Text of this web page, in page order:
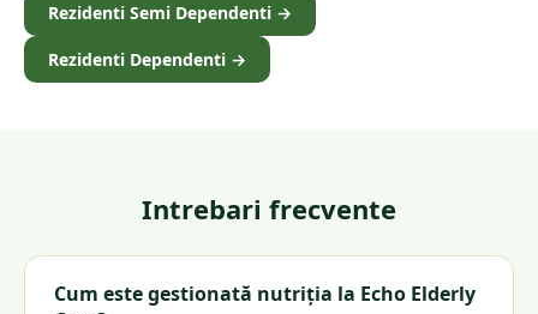
Rezidenti Semi Dependenti →
Rezidenti Dependenti →
Intrebari frecvente
Cum este gestionată nutriția la Echo Elderly